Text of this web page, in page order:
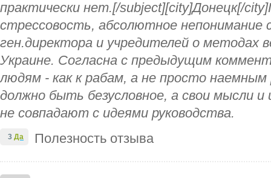
практически нет.[/subject][city]Донецк[/
стрессовость, абсолютное непонимание
ген.директора и учредителей о методах
Украине. Согласна с предыдущим
людям - как к рабам, а не просто
должно быть безусловное, а свои мысли и
не совпадают с идеями руководства.
Полезность отзыва
3 Да